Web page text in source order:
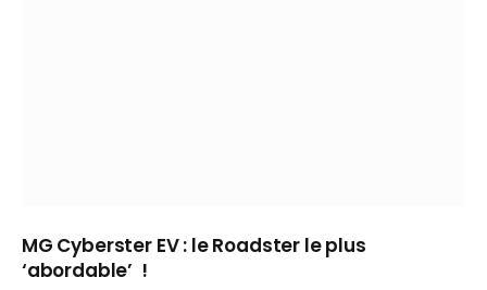
MG Cyberster EV : le Roadster le plus
‘abordable’ !